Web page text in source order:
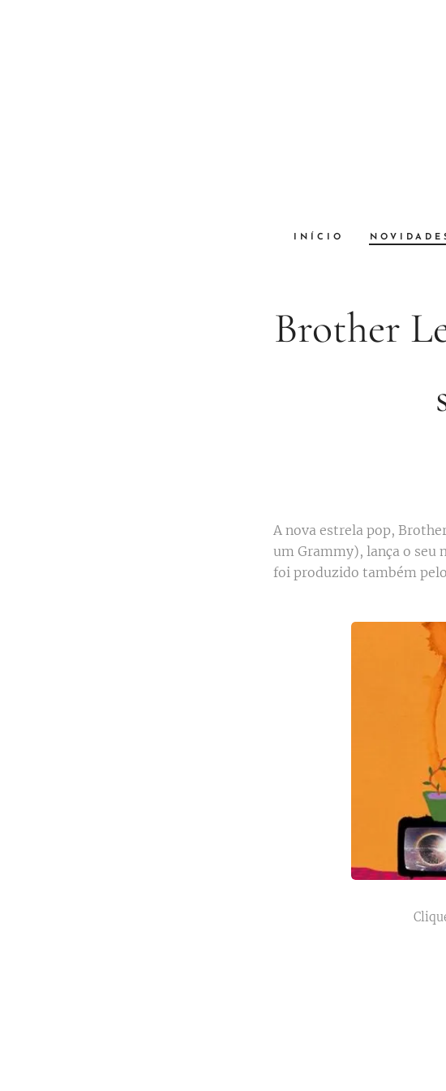
INÍCIO
Brother
A nova estrela pop,
um Grammy), lança o seu
foi produzido também